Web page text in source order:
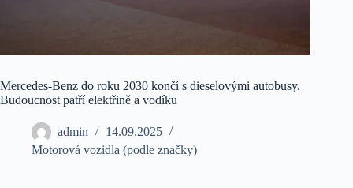
Mercedes-Benz do roku 2030 končí s dieselovými autobusy.
Budoucnost patří elektřině a vodíku
admin
14.09.2025
Motorová vozidla (podle značky)